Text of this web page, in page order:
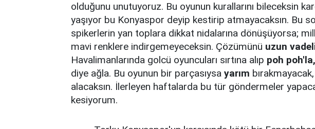
olduğunu unutuyoruz. Bu oyunun kurallarını bileceksin
yaşıyor bu Konyaspor deyip kestirip atmayacaksın. Bu
spikerlerin yan toplara dikkat nidalarına dönüşüyorsa;
mavi renklere indirgemeyeceksin. Çözümünü uzun
Havalimanlarında golcü oyuncuları sırtına alıp poh poh'la,
diye ağla. Bu oyunun bir parçasıysa yarım
alacaksın. İlerleyen haftalarda bu tür göndermeler
kesiyorum.